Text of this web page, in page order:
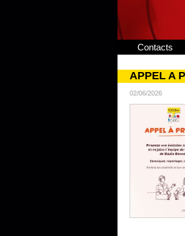
Contacts
APPEL A
02/06/2026